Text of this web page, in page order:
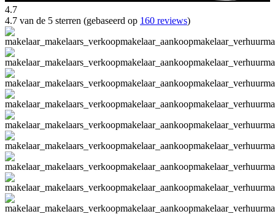
4.7
4.7 van de 5 sterren (gebaseerd op 160 reviews)